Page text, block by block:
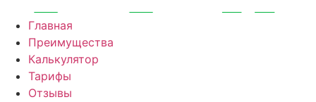
Перейти
содержимому
Главная
Преимущества
Калькулятор
Тарифы
Отзывы